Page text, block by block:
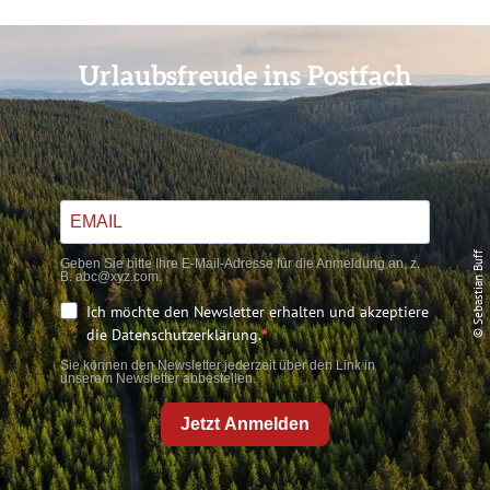
© Sebastian Buff
Urlaubsfreude ins Postfach
Geben Sie bitte Ihre E-Mail-Adresse für die Anmeldung an, z.
B. abc@xyz.com.
Ich möchte den Newsletter erhalten und akzeptiere
die Datenschutzerklärung.
Sie können den Newsletter jederzeit über den Link in
unserem Newsletter abbestellen.
Jetzt Anmelden